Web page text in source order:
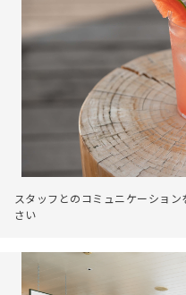
スタッフとのコミュニケーショ
さい